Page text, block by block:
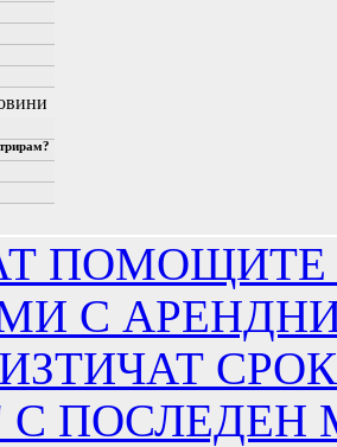
ПОМОЩИТЕ
С
ПОСЛЕДЕН